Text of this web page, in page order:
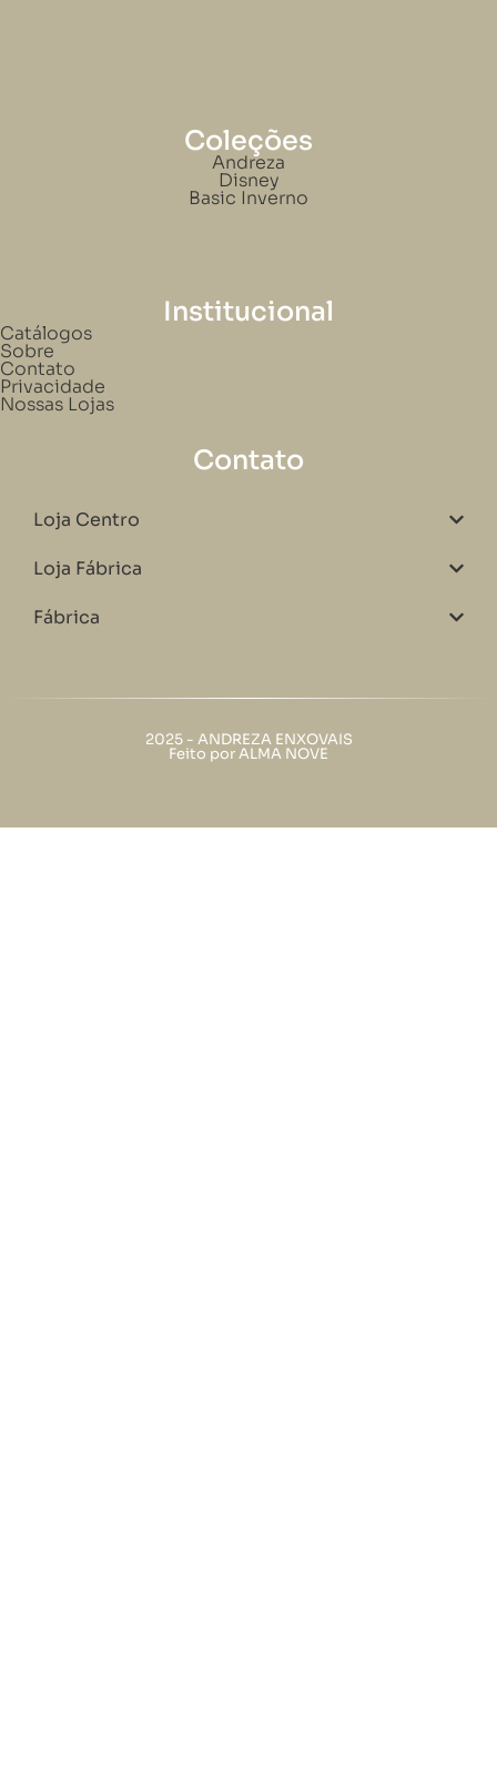
Coleções
Andreza
Disney
Basic Inverno
Institucional
Catálogos
Sobre
Contato
Privacidade
Nossas Lojas
Contato
Loja Centro
Loja Fábrica
Fábrica
2025 - ANDREZA ENXOVAIS
Feito por ALMA NOVE